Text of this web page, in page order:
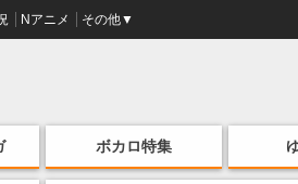
Nアニメ その他▼
ボカロ特集